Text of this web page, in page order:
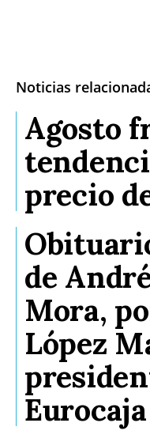
Noticias
Agosto
precio
de
Mora,
López